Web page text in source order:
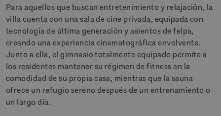
Para aquellos que buscan entretenimiento y relajación, la
villa cuenta con una sala de cine privada, equipada con
tecnología de última generación y asientos de felpa,
creando una experiencia cinematográfica envolvente.
Junto a ella, el gimnasio totalmente equipado permite a
los residentes mantener su régimen de fitness en la
comodidad de su propia casa, mientras que la sauna
ofrece un refugio sereno después de un entrenamiento o
un largo día.